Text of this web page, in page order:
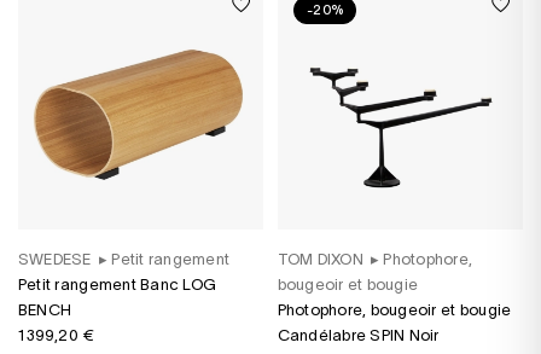
SWEDESE ▸ Petit rangement
Petit rangement Banc LOG
BENCH
1 399,20 €
-20%
TOM DIXON ▸ Photophore,
bougeoir et bougie
Photophore, bougeoir et bougie
Candélabre SPIN Noir